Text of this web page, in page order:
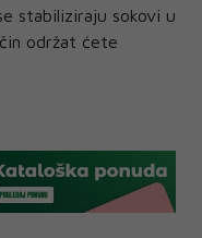
stabiliziraju sokovi u
održat ćete